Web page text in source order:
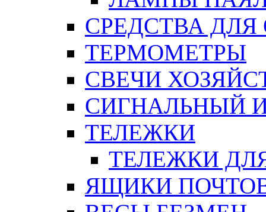
СРЕДСТВА
ТЕРМОМЕТРЫ
СВЕЧИ
СИГНАЛЬНЫЙ
ТЕЛЕЖКИ
ТЕЛЕЖКИ
ЯЩИКИ